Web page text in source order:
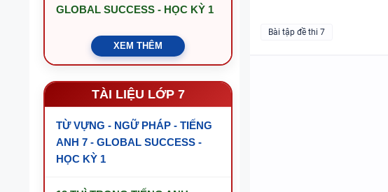
GLOBAL SUCCESS - HỌC KỲ 1
XEM THÊM
TÀI LIỆU LỚP 7
TỪ VỰNG - NGỮ PHÁP - TIẾNG
ANH 7 - GLOBAL SUCCESS -
HỌC KỲ 1
Bài tập đề thi 7